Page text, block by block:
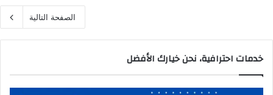
الصفحة التالية
خدمات احترافية، نحن خيارك الأفضل